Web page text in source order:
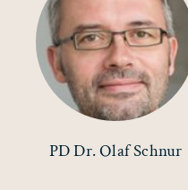
PD Dr. Olaf Schnur